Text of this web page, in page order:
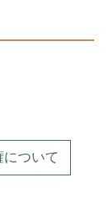
について